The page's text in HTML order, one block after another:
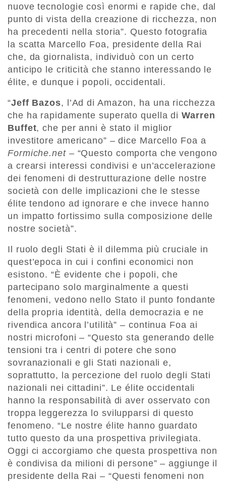
nuove tecnologie così enormi e rapide che, dal
punto di vista della creazione di ricchezza, non
ha precedenti nella storia”. Questo fotografia
la scatta Marcello Foa, presidente della Rai
che, da giornalista, individuò con un certo
anticipo le criticità che stanno interessando le
élite, e dunque i popoli, occidentali.
“Jeff Bazos, l’Ad di Amazon, ha una ricchezza
che ha rapidamente superato quella diWarren
Buffet, che per anni è stato il miglior
investitore americano” – dice Marcello Foa a
Formiche.net– “Questo comporta che vengono
a crearsi interessi condivisi e un’accelerazione
dei fenomeni di destrutturazione delle nostre
società con delle implicazioni che le stesse
élite tendono ad ignorare e che invece hanno
un impatto fortissimo sulla composizione delle
nostre società”.
Il ruolo degli Stati è il dilemma più cruciale in
quest’epoca in cui i confini economici non
esistono. “È evidente che i popoli, che
partecipano solo marginalmente a questi
fenomeni, vedono nello Stato il punto fondante
della propria identità, della democrazia e ne
rivendica ancora l’utilità” – continua Foa ai
nostri microfoni – “Questo sta generando delle
tensioni tra i centri di potere che sono
sovranazionali e gli Stati nazionali e,
soprattutto, la percezione del ruolo degli Stati
nazionali nei cittadini”. Le élite occidentali
hanno la responsabilità di aver osservato con
troppa leggerezza lo svilupparsi di questo
fenomeno. “Le nostre élite hanno guardato
tutto questo da una prospettiva privilegiata.
Oggi ci accorgiamo che questa prospettiva non
è condivisa da milioni di persone” – aggiunge il
presidente della Rai – “Questi fenomeni non